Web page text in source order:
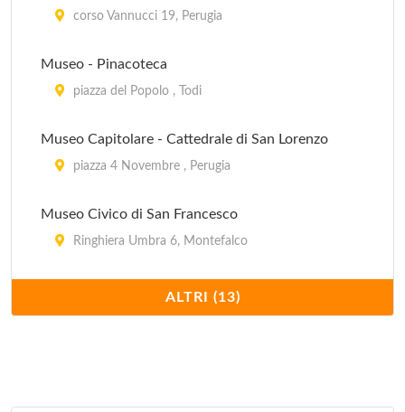
via della Torre 10, Corciano
Centro per l'Arte Contemporanea La Rocca
Piazza Fortebraccio , Umbertide
Collezione Antonio Verri e Paolo De Simone
via Guglielmo Marconi , Città della Pieve
corso Vannucci 19, Perugia
Museo - Pinacoteca
piazza del Popolo , Todi
Museo Capitolare - Cattedrale di San Lorenzo
piazza 4 Novembre , Perugia
Museo Civico di San Francesco
Ringhiera Umbra 6, Montefalco
Museo Civico e Pinacoteca Comunale
Piazza Grande , Gubbio
ALTRI (13)